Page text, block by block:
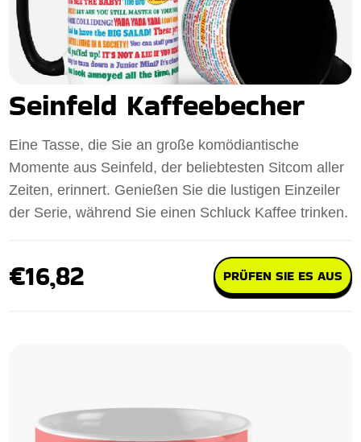
Seinfeld Kaffeebecher
Eine Tasse, die Sie an große komödiantische
Momente aus Seinfeld, der beliebtesten Sitcom aller
Zeiten, erinnert. Genießen Sie die lustigen Einzeiler
der Serie, während Sie einen Schluck Kaffee trinken.
€16,82 PRÜFEN SIE ES AUS